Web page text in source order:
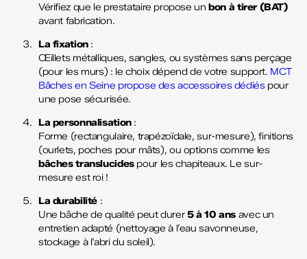
Vérifiez que le prestataire propose unbon à tirer (BAT)
avant fabrication.
La fixation:
Œillets métalliques, sangles, ou systèmes sans perçage
(pour les murs) : le choix dépend de votre support. MCT
Bâches en Seine propose des accessoires dédiéspour
une pose sécurisée.
La personnalisation:
Forme (rectangulaire, trapézoïdale, sur-mesure), finitions
(ourlets, poches pour mâts), ou options comme les
bâches translucidespour les chapiteaux. Le sur-
mesure est roi !
La durabilité :
Une bâche de qualité peut durer5 à 10 ans avec un
entretien adapté (nettoyage à l’eau savonneuse,
stockage à l’abri du soleil).